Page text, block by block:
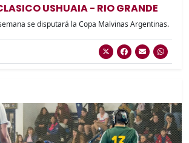
USHUAIA - RIO GRANDE
se disputará la Copa Malvinas Argentinas.